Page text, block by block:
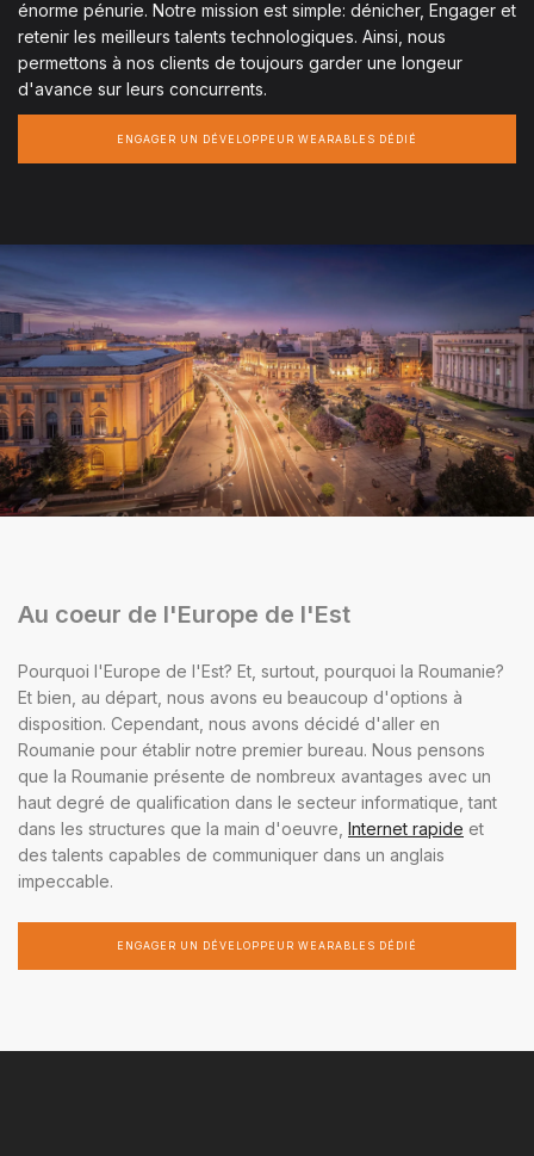
énorme pénurie. Notre mission est simple: dénicher, Engager et
retenir les meilleurs talents technologiques. Ainsi, nous
permettons à nos clients de toujours garder une longeur
d'avance sur leurs concurrents.
ENGAGER UN DÉVELOPPEUR WEARABLES DÉDIÉ
Au coeur de l'Europe de l'Est
Pourquoi l'Europe de l'Est? Et, surtout, pourquoi la Roumanie?
Et bien, au départ, nous avons eu beaucoup d'options à
disposition. Cependant, nous avons décidé d'aller en
Roumanie pour établir notre premier bureau. Nous pensons
que la Roumanie présente de nombreux avantages avec un
haut degré de qualification dans le secteur informatique, tant
dans les structures que la main d'oeuvre, Internet rapide et
des talents capables de communiquer dans un anglais
impeccable.
ENGAGER UN DÉVELOPPEUR WEARABLES DÉDIÉ